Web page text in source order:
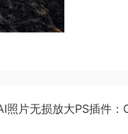
片无损放大PS插件：